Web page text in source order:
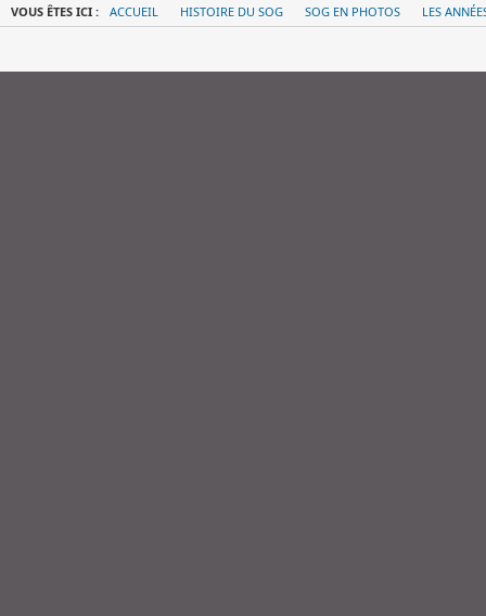
VOUS ÊTES ICI : ACCUEIL HISTOIRE DU SOG SOG EN PHOTOS LES